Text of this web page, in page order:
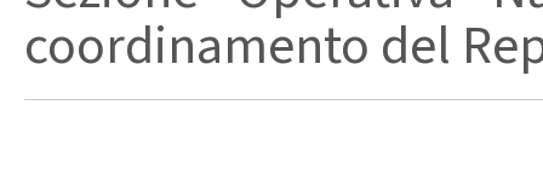
coordinamento del